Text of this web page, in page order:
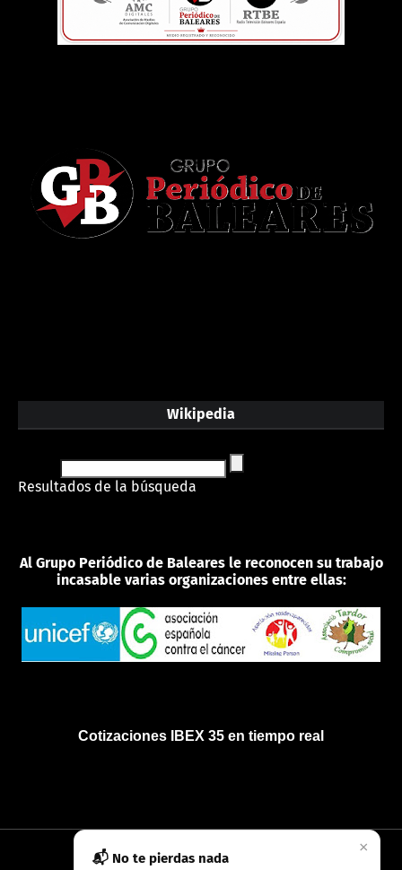
Wikipedia
Resultados de la búsqueda
Al Grupo Periódico de Baleares le reconocen su trabajo
incasable varias organizaciones entre ellas:
Cotizaciones IBEX 35 en tiempo real
INICIO QUIÉNES SOMOS POLÍTICA DE PRIVACIDAD
×
📬 No te pierdas nada